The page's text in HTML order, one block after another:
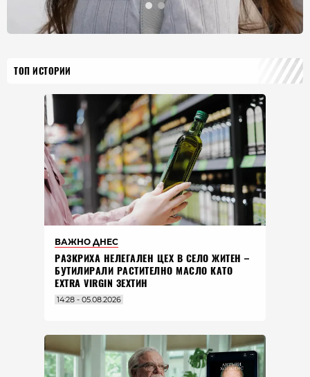
ТОП ИСТОРИИ
ВАЖНО ДНЕС
РАЗКРИХА НЕЛЕГАЛЕН ЦЕХ В СЕЛО ЖИТЕН –
БУТИЛИРАЛИ РАСТИТЕЛНО МАСЛО КАТО
EXTRA VIRGIN ЗЕХТИН
14:28 - 05.08.2026